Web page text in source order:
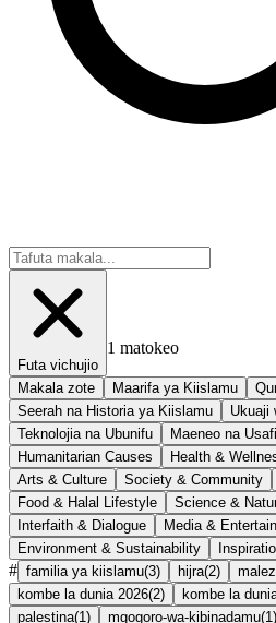
Futa vichujio
1 matokeo
Makala zote Maarifa ya Kiislamu
Seerah na Historia ya Kiislamu
Ukuaji
Teknolojia na Ubunifu
Maeneo na
Humanitarian Causes
Health &
Arts & Culture
Society & Community
Food & Halal Lifestyle
Science &
Interfaith & Dialogue
Media &
Environment & Sustainability
# familia ya kiislamu(3) hijra(2)
kombe la dunia 2026(2) kombe la
palestina(1 ) mgogoro-wa-kibinadamu(1 )